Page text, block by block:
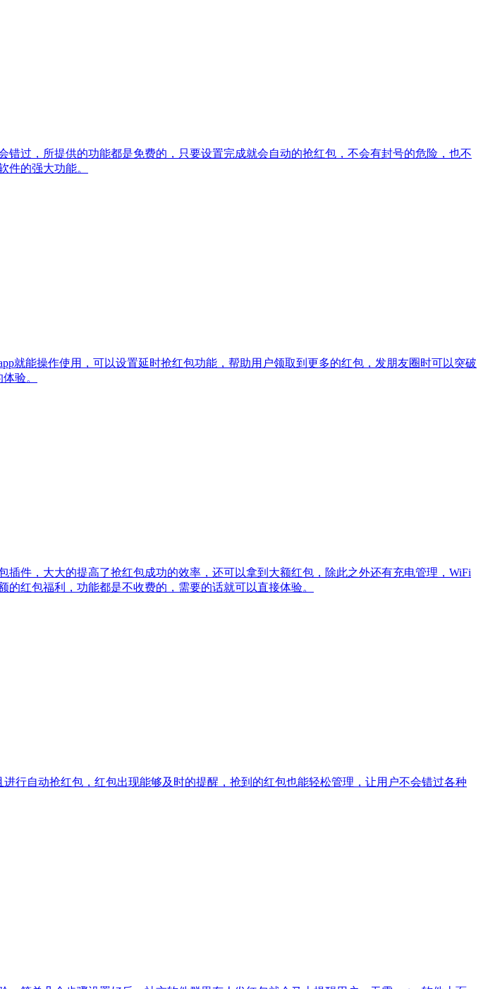
过，所提供的功能都是免费的，只要设置完成就会自动的抢红包，不会有封号的危险，也不
件的强大功能。
就能操作使用，可以设置延时抢红包功能，帮助用户领取到更多的红包，发朋友圈时可以突破
验。
件，大大的提高了抢红包成功的效率，还可以拿到大额红包，除此之外还有充电管理，WiFi
红包福利，功能都是不收费的，需要的话就可以直接体验。
行自动抢红包，红包出现能够及时的提醒，抢到的红包也能轻松管理，让用户不会错过各种